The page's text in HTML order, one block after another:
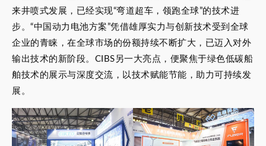
来井喷式发展，已经实现“弯道超车，领跑全球”的技术进
步。“中国动力电池方案”凭借雄厚实力与创新技术受到全球
企业的青睐，在全球市场的份额持续不断扩大，已迈入对外
输出技术的新阶段。CIBS另一大亮点，便聚焦于绿色低碳船
舶技术的展示与深度交流，以技术赋能节能，助力可持续发
展。